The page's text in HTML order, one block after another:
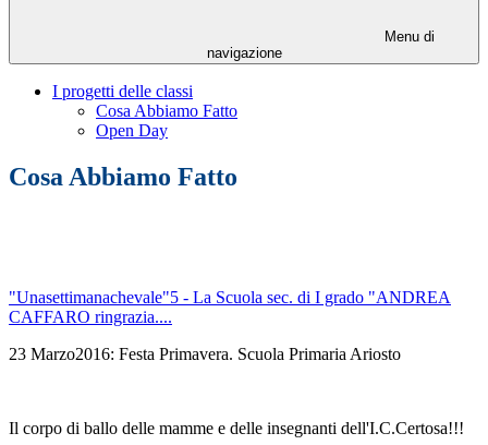
Menu di
navigazione
I progetti delle classi
Cosa Abbiamo Fatto
Open Day
Cosa Abbiamo Fatto
"Unasettimanachevale"5 - La Scuola sec. di I grado "ANDREA
CAFFARO ringrazia....
23 Marzo2016: Festa Primavera. Scuola Primaria Ariosto
Il corpo di ballo delle mamme e delle insegnanti dell'I.C.Certosa!!!